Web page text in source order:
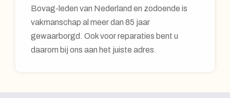
Bovag-leden van Nederland en zodoende is
vakmanschap al meer dan 85 jaar
gewaarborgd. Ook voor reparaties bent u
daarom bij ons aan het juiste adres.